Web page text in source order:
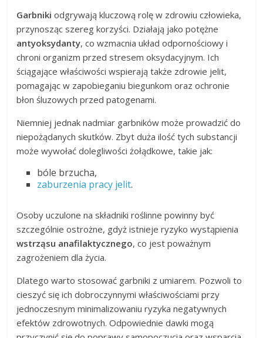
Garbniki odgrywają kluczową rolę w zdrowiu człowieka,
przynosząc szereg korzyści. Działają jako potężne
antyoksydanty, co wzmacnia układ odpornościowy i
chroni organizm przed stresem oksydacyjnym. Ich
ściągające właściwości wspierają także zdrowie jelit,
pomagając w zapobieganiu biegunkom oraz ochronie
błon śluzowych przed patogenami.
Niemniej jednak nadmiar garbników może prowadzić do
niepożądanych skutków. Zbyt duża ilość tych substancji
może wywołać dolegliwości żołądkowe, takie jak:
bóle brzucha,
zaburzenia pracy jelit.
Osoby uczulone na składniki roślinne powinny być
szczególnie ostrożne, gdyż istnieje ryzyko wystąpienia
wstrząsu anafilaktycznego, co jest poważnym
zagrożeniem dla życia.
Dlatego warto stosować garbniki z umiarem. Pozwoli to
cieszyć się ich dobroczynnymi właściwościami przy
jednoczesnym minimalizowaniu ryzyka negatywnych
efektów zdrowotnych. Odpowiednie dawki mogą